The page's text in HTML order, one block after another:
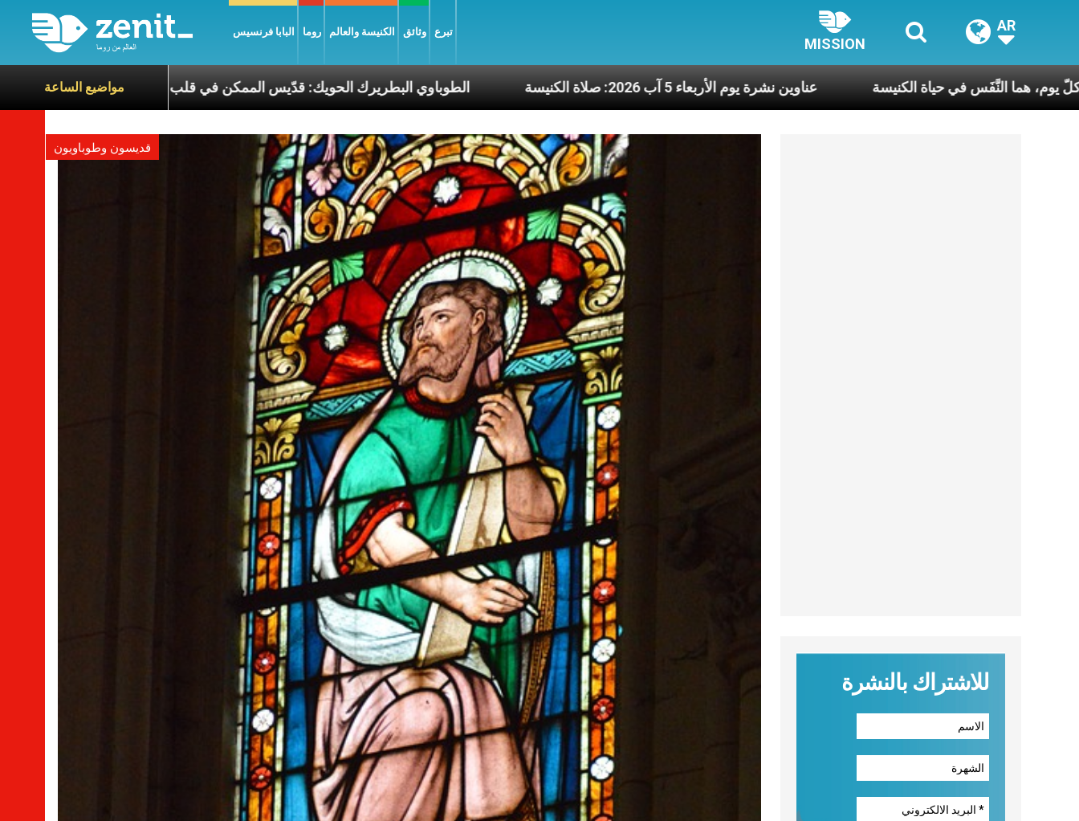
البابا فرنسيس روما الكنيسة والعالم وثائق تبرع
MISSION
AR
مواضيع الساعة
الطوباوي البطريرك الحويك: قدّيس الممكن في قلب عناوين نشرة يوم الأربعاء 5 آب 2026: صلاة الكنيسة في كلّ أسبوع وكلّ يوم، هما النَّفَس في حياة الكنيسة
قديسون وطوباويون
للاشتراك بالنشرة